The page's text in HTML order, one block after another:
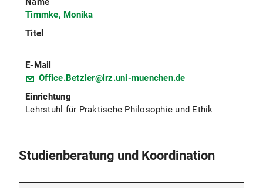
Timmke, Monika
Office.Betzler@lrz.uni-muenchen.de
Lehrstuhl für Praktische Philosophie und Ethik
Studienberatung und Koordination